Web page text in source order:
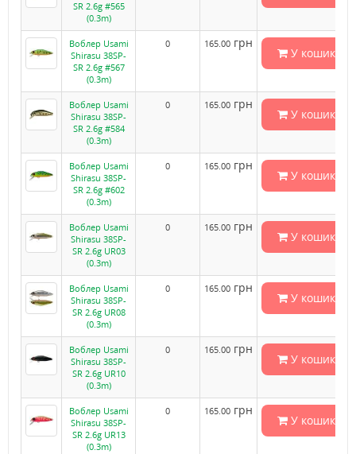
SR 2.6g #565
(0.3m)
Воблер Usami
Shirasu 38SP-
SR 2.6g #567
(0.3m)
0 165.00 грн
У кошик
Воблер Usami
Shirasu 38SP-
SR 2.6g #584
(0.3m)
0 165.00 грн
У кошик
Воблер Usami
Shirasu 38SP-
SR 2.6g #602
(0.3m)
0 165.00 грн
У кошик
Воблер Usami
Shirasu 38SP-
SR 2.6g UR03
(0.3m)
0 165.00 грн
У кошик
Воблер Usami
Shirasu 38SP-
SR 2.6g UR08
(0.3m)
0 165.00 грн
У кошик
Воблер Usami
Shirasu 38SP-
SR 2.6g UR10
(0.3m)
0 165.00 грн
У кошик
Воблер Usami
Shirasu 38SP-
SR 2.6g UR13
(0.3m)
0 165.00 грн
У кошик